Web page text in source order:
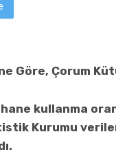
Göre, Çorum
kullanma
Kurumu